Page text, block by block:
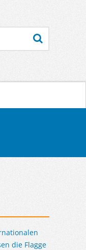
die Flagge